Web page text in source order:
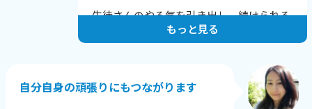
生徒さんのやる気を引き出し、続けられる
レッスンを心がけています。
達成に向けてサポートすることで、やる気
を保ち続けてもらえるようにしています。
もっと見る
自分自身の頑張りにもつながります